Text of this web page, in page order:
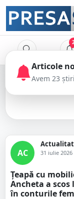
AC 31 iulie 2026
Țeapă cu
Ancheta a scos
în conturile